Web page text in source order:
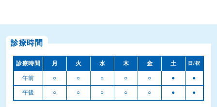
診療時間
診療時間 月 火 水 木 金 土 日/祝
午前 ○ ○ ○ ○ ○ ● ●
午後 ○ ○ ○ ○ ○ ● ●